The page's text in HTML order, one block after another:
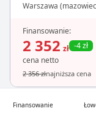
Warszawa
Finansowanie:
2 352 zł -4 zł
cena netto
2 356 złnajniższa cena
Finansowanie